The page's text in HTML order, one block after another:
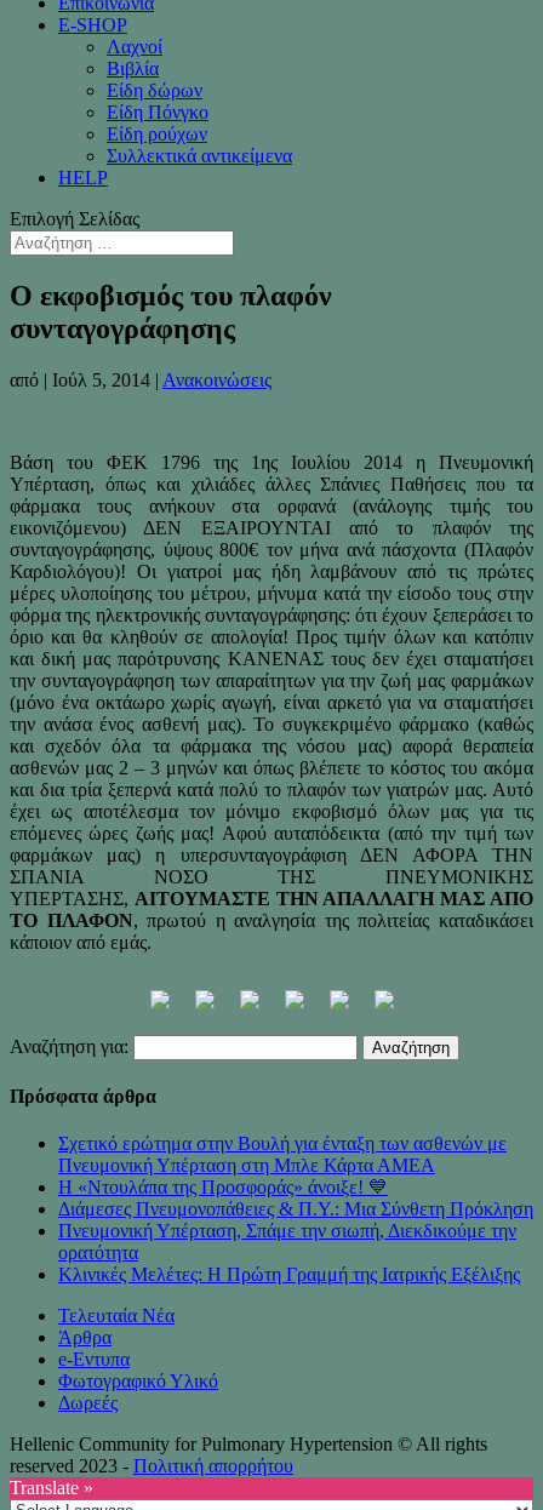
Ε-SHOP
Λαχνοί
Βιβλία
Είδη δώρων
Είδη Πόνγκο
Είδη ρούχων
Συλλεκτικά αντικείμενα
HELP
Επιλογή Σελίδας
Ο εκφοβισμός του πλαφόν
συνταγογράφησης
από | Ιούλ 5, 2014 | Ανακοινώσεις
Βάση του ΦΕΚ 1796 της 1ης Ιουλίου 2014 η Πνευμονική
Υπέρταση, όπως και χιλιάδες άλλες Σπάνιες Παθήσεις που τα
φάρμακα τους ανήκουν στα ορφανά (ανάλογης τιμής του
εικονιζόμενου) ΔΕΝ ΕΞΑΙΡΟΥΝΤΑΙ από το πλαφόν της
συνταγογράφησης, ύψους 800€ τον μήνα ανά πάσχοντα (Πλαφόν
Καρδιολόγου)! Οι γιατροί μας ήδη λαμβάνουν από τις πρώτες
μέρες υλοποίησης του μέτρου, μήνυμα κατά την είσοδο τους στην
φόρμα της ηλεκτρονικής συνταγογράφησης: ότι έχουν ξεπεράσει το
όριο και θα κληθούν σε απολογία! Προς τιμήν όλων και κατόπιν
και δική μας παρότρυνσης ΚΑΝΕΝΑΣ τους δεν έχει σταματήσει
την συνταγογράφηση των απαραίτητων για την ζωή μας φαρμάκων
(μόνο ένα οκτάωρο χωρίς αγωγή, είναι αρκετό για να σταματήσει
την ανάσα ένος ασθενή μας). Το συγκεκριμένο φάρμακο (καθώς
και σχεδόν όλα τα φάρμακα της νόσου μας) αφορά θεραπεία
ασθενών μας 2 – 3 μηνών και όπως βλέπετε το κόστος του ακόμα
και δια τρία ξεπερνά κατά πολύ το πλαφόν των γιατρών μας. Αυτό
έχει ως αποτέλεσμα τον μόνιμο εκφοβισμό όλων μας για τις
επόμενες ώρες ζωής μας! Αφού αυταπόδεικτα (από την τιμή των
φαρμάκων μας) η υπερσυνταγογράφιση ΔΕΝ ΑΦΟΡΑ ΤΗΝ
ΣΠΑΝΙΑ ΝΟΣΟ ΤΗΣ ΠΝΕΥΜΟΝΙΚΗΣ
ΥΠΕΡΤΑΣΗΣ, ΑΙΤΟΥΜΑΣΤΕ ΤΗΝ ΑΠΑΛΛΑΓΗ ΜΑΣ ΑΠΟ
ΤΟ ΠΛΑΦΟΝ, πρωτού η αναλγησία της πολιτείας καταδικάσει
κάποιον από εμάς.
Αναζήτηση για:
Πρόσφατα άρθρα
Σχετικό ερώτημα στην Βουλή για ένταξη των ασθενών με
Πνευμονική Υπέρταση στη Μπλε Κάρτα ΑΜΕΑ
Η «Ντουλάπα της Προσφοράς» άνοιξε! 💙
Διάμεσες Πνευμονοπάθειες & Π.Υ.: Μια Σύνθετη Πρόκληση
Πνευμονική Υπέρταση, Σπάμε την σιωπή, Διεκδικούμε την
ορατότητα
Κλινικές Μελέτες: Η Πρώτη Γραμμή της Ιατρικής Εξέλιξης
Τελευταία Νέα
Άρθρα
e-Eντυπα
Φωτογραφικό Υλικό
Δωρεές
Hellenic Community for Pulmonary Hypertension © All rights
reserved 2023 - Πολιτική απορρήτου
Translate »